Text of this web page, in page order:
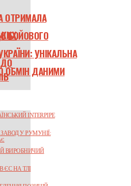
ОТРИМАЛА
БОЙОВОГО
УНІКАЛЬНА
ОБМІН ДАНИМИ